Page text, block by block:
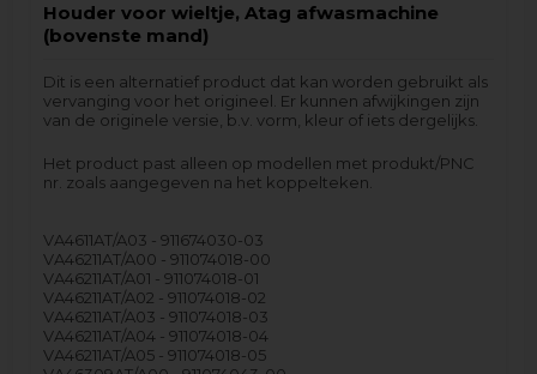
Houder voor wieltje, Atag afwasmachine
(bovenste mand)
Dit is een alternatief product dat kan worden gebruikt als
vervanging voor het origineel. Er kunnen afwijkingen zijn
van de originele versie, b.v. vorm, kleur of iets dergelijks.
Het product past alleen op modellen met produkt/PNC
nr. zoals aangegeven na het koppelteken.
VA4611AT/A03 - 911674030-03
VA46211AT/A00 - 911074018-00
VA46211AT/A01 - 911074018-01
VA46211AT/A02 - 911074018-02
VA46211AT/A03 - 911074018-03
VA46211AT/A04 - 911074018-04
VA46211AT/A05 - 911074018-05